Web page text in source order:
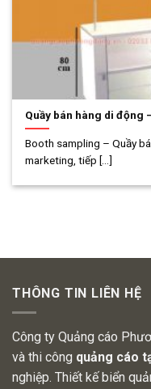
Quầy bán hàng di động
Booth sampling – Quầy
marketing, tiếp [...]
THÔNG TIN LIÊN HỆ
Công ty Quảng cáo
và thi công quảng cáo
nghiệp. Thiết kế biển